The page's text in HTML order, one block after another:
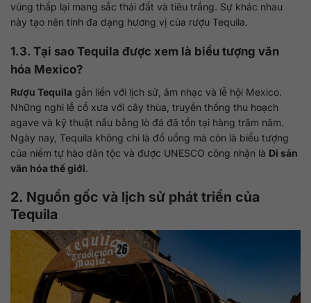
vùng thấp lại mang sắc thái đất và tiêu trắng. Sự khác nhau
này tạo nên tính đa dạng hương vị của rượu Tequila.
1.3. Tại sao Tequila được xem là biểu tượng văn
hóa Mexico?
Rượu Tequila gắn liền với lịch sử, âm nhạc và lễ hội Mexico.
Những nghi lễ cổ xưa với cây thùa, truyền thống thu hoạch
agave và kỹ thuật nấu bằng lò đá đã tồn tại hàng trăm năm.
Ngày nay, Tequila không chỉ là đồ uống mà còn là biểu tượng
của niềm tự hào dân tộc và được UNESCO công nhận là Di sản
văn hóa thế giới.
2. Nguồn gốc và lịch sử phát triển của
Tequila